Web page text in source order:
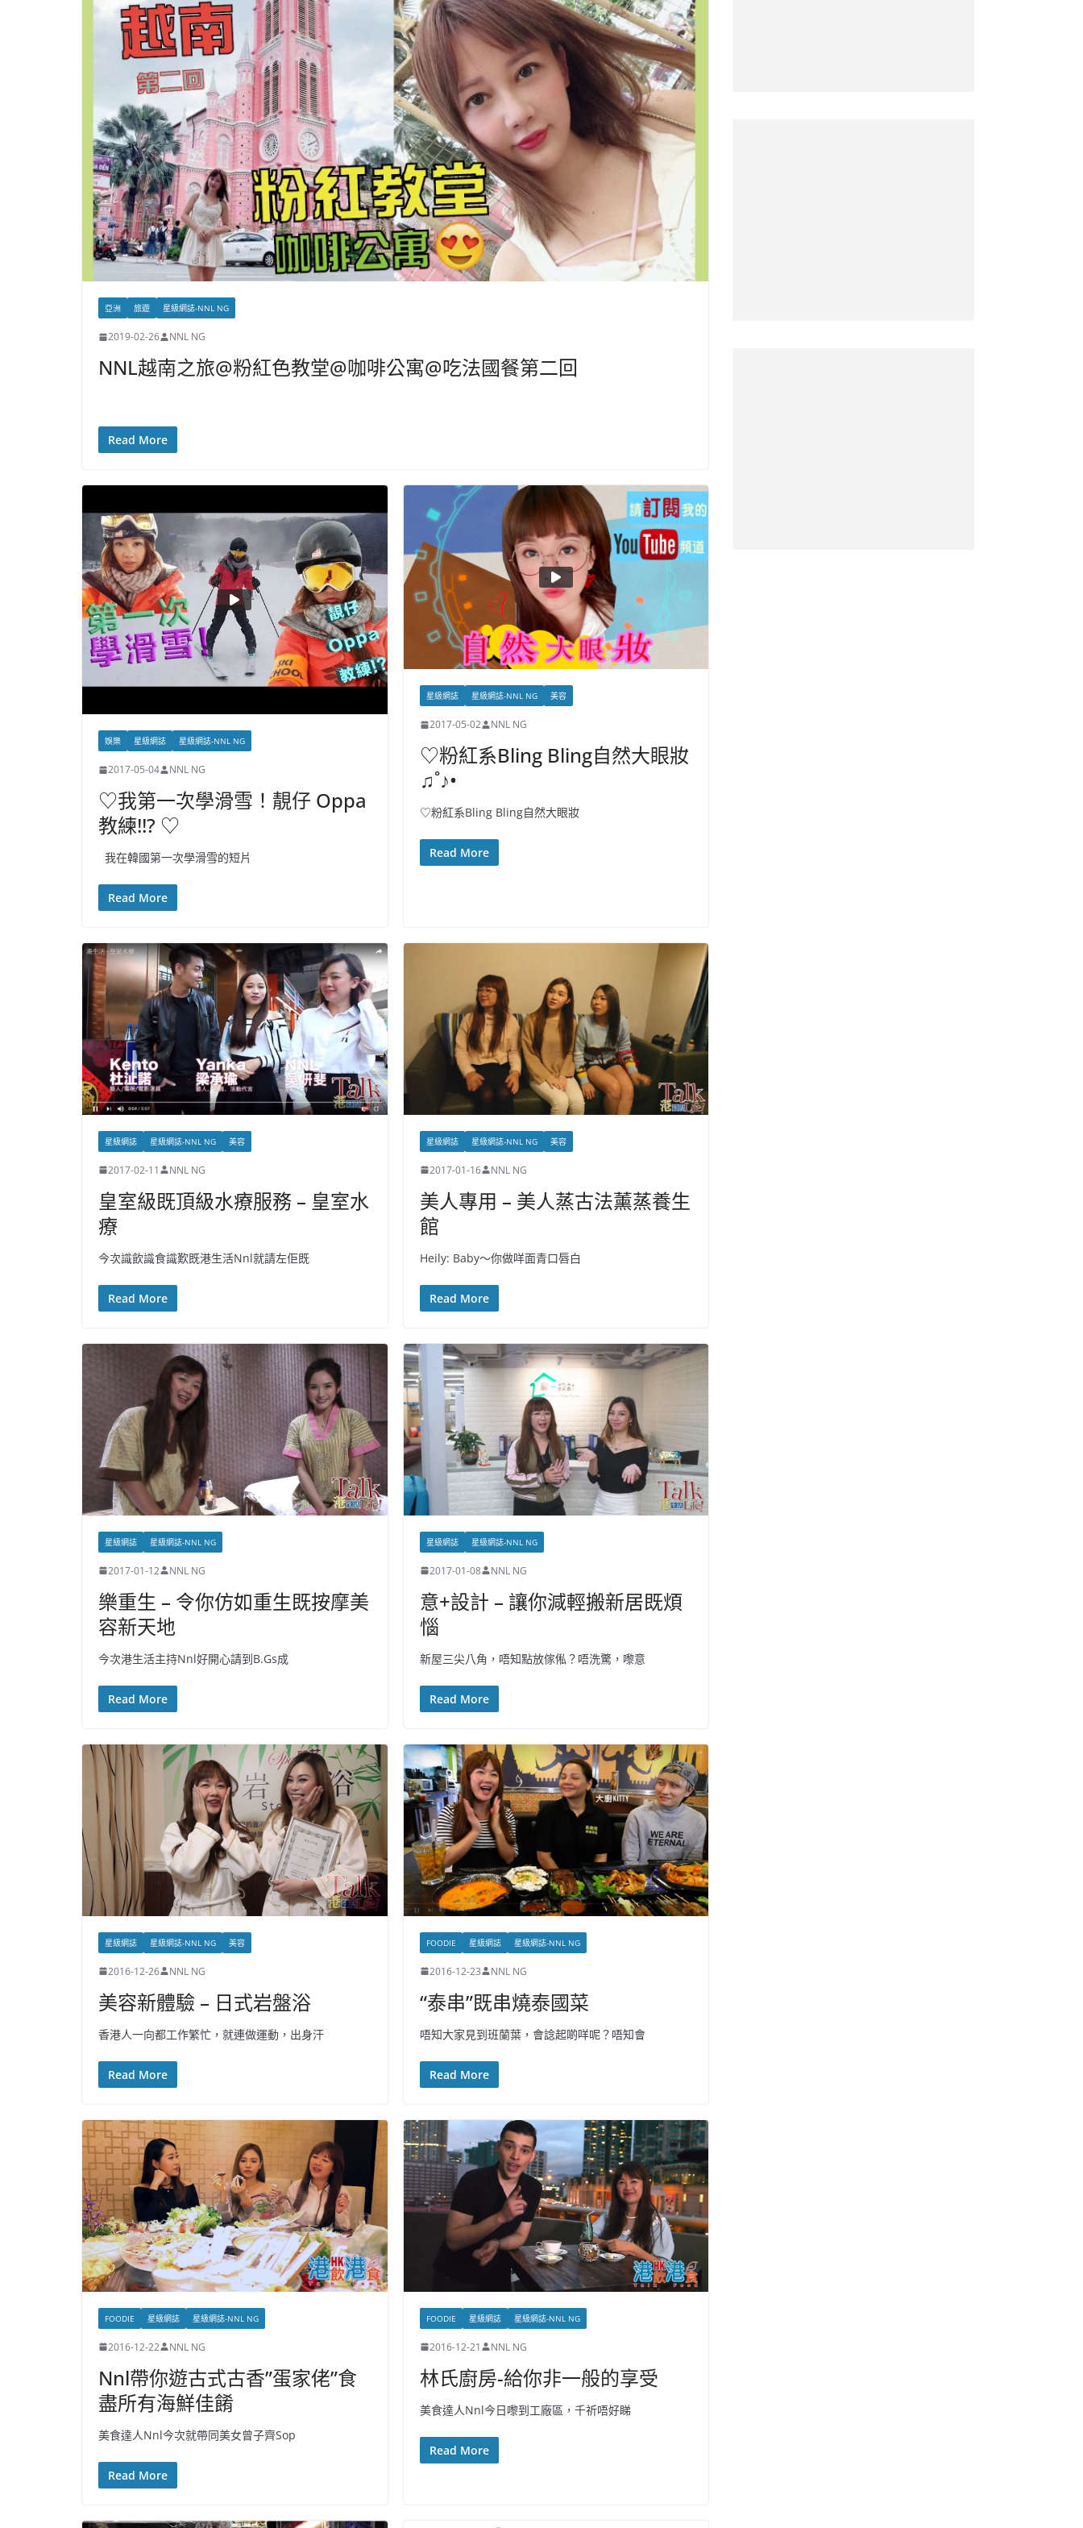
亞洲 旅遊 星級網誌-NNL NG
2019-02-26 NNL NG
NNL越南之旅@粉紅色教堂@咖啡公寓@吃法國餐第二回
Read More
娛樂 星級網誌 星級網誌-NNL NG
2017-05-04 NNL NG
♡我第一次學滑雪！靚仔 Oppa
教練!!? ♡
我在韓國第一次學滑雪的短片
Read More
星級網誌 星級網誌-NNL NG 美容
2017-05-02 NNL NG
♡粉紅系Bling Bling自然大眼妝
♫˚♪•
♡粉紅系Bling Bling自然大眼妝
Read More
星級網誌 星級網誌-NNL NG 美容
2017-02-11 NNL NG
皇室級既頂級水療服務 – 皇室水
療
今次識飲識食識歎既港生活Nnl就請左佢既
Read More
星級網誌 星級網誌-NNL NG 美容
2017-01-16 NNL NG
美人專用 – 美人蒸古法薰蒸養生
館
Heily: Baby～你做咩面青口唇白
Read More
星級網誌 星級網誌-NNL NG
2017-01-12 NNL NG
樂重生 – 令你仿如重生既按摩美
容新天地
今次港生活主持Nnl好開心請到B.Gs成
Read More
星級網誌 星級網誌-NNL NG
2017-01-08 NNL NG
意+設計 – 讓你減輕搬新居既煩
惱
新屋三尖八角，唔知點放傢俬？唔洗驚，嚟意
Read More
星級網誌 星級網誌-NNL NG 美容
2016-12-26 NNL NG
美容新體驗 – 日式岩盤浴
香港人一向都工作繁忙，就連做運動，出身汗
Read More
FOODIE 星級網誌 星級網誌-NNL NG
2016-12-23 NNL NG
“泰串”既串燒泰國菜
唔知大家見到班蘭葉，會諗起啲咩呢？唔知會
Read More
FOODIE 星級網誌 星級網誌-NNL NG
2016-12-22 NNL NG
Nnl帶你遊古式古香”蛋家佬”食
盡所有海鮮佳餚
美食達人Nnl今次就帶同美女曾子齊Sop
Read More
FOODIE 星級網誌 星級網誌-NNL NG
2016-12-21 NNL NG
林氏廚房-給你非一般的享受
美食達人Nnl今日嚟到工廠區，千祈唔好睇
Read More